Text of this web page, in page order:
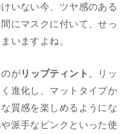
いない今、ツヤ感のある
にマスクに付いて、せっ
いますよね。
がリップティント 。リッ
進化し、マットタイプか
質感を楽しめるようにな
派手なピンクといった使